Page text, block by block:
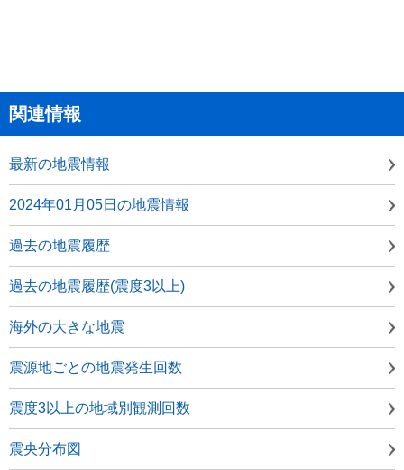
関連情報
最新の地震情報
2024年01月05日の地震情報
過去の地震履歴
過去の地震履歴(震度3以上)
海外の大きな地震
震源地ごとの地震発生回数
震度3以上の地域別観測回数
震央分布図